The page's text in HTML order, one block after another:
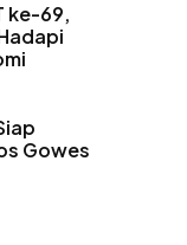
ke-69,
Gowes